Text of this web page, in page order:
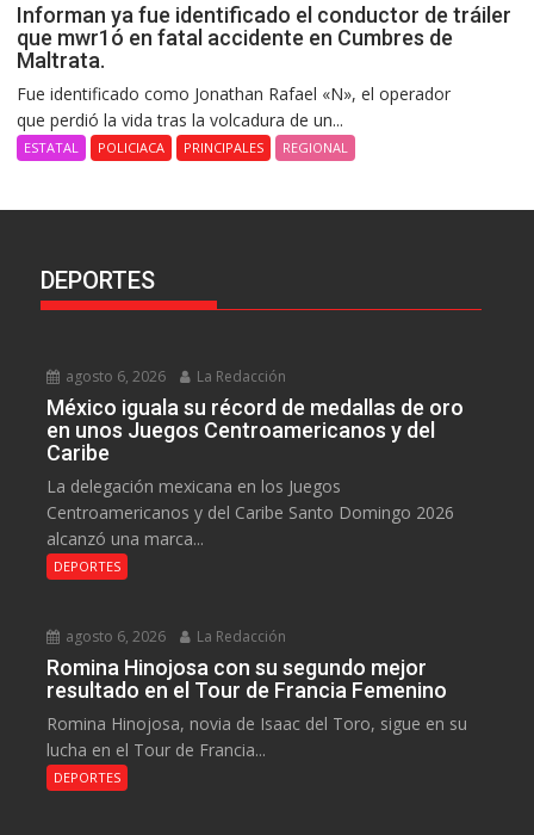
Informan ya fue identificado el conductor de tráiler
que mwr1ó en fatal accidente en Cumbres de
Maltrata.
Fue identificado como Jonathan Rafael «N», el operador
que perdió la vida tras la volcadura de un...
ESTATAL POLICIACA PRINCIPALES REGIONAL
DEPORTES
agosto 6, 2026 La Redacción
México iguala su récord de medallas de oro
en unos Juegos Centroamericanos y del
Caribe
La delegación mexicana en los Juegos
Centroamericanos y del Caribe Santo Domingo 2026
alcanzó una marca...
DEPORTES
agosto 6, 2026 La Redacción
Romina Hinojosa con su segundo mejor
resultado en el Tour de Francia Femenino
Romina Hinojosa, novia de Isaac del Toro, sigue en su
lucha en el Tour de Francia...
DEPORTES